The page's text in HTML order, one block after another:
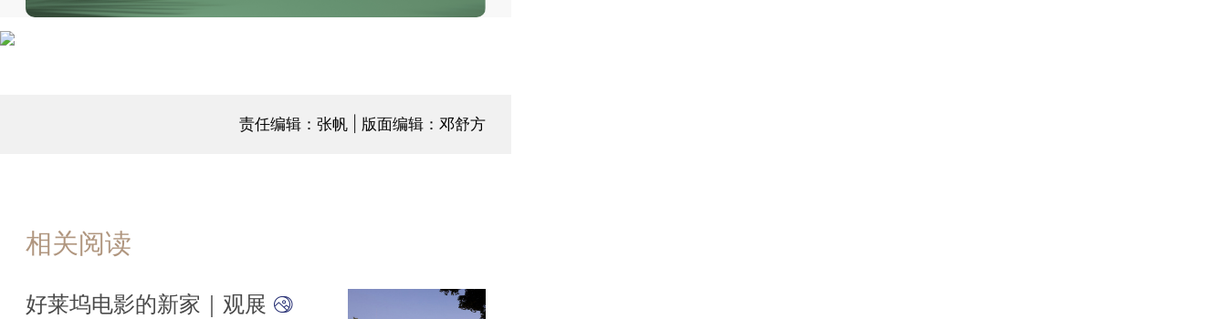
责任编辑：张帆 | 版面编辑：邓舒方
相关阅读
好莱坞电影的新家｜观展